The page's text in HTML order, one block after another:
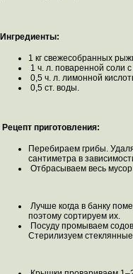
Ингредиенты:
1 кг свежесобранных
1 ч. л. поваренной соли с
0,5 ч. л. лимонной
0,5 ст. воды.
Рецепт приготовления:
Перебираем грибы.
сантиметра в
Отбрасываем весь
Лучше когда в банку
поэтому сортируем их.
Посуду промываем
Стерилизуем